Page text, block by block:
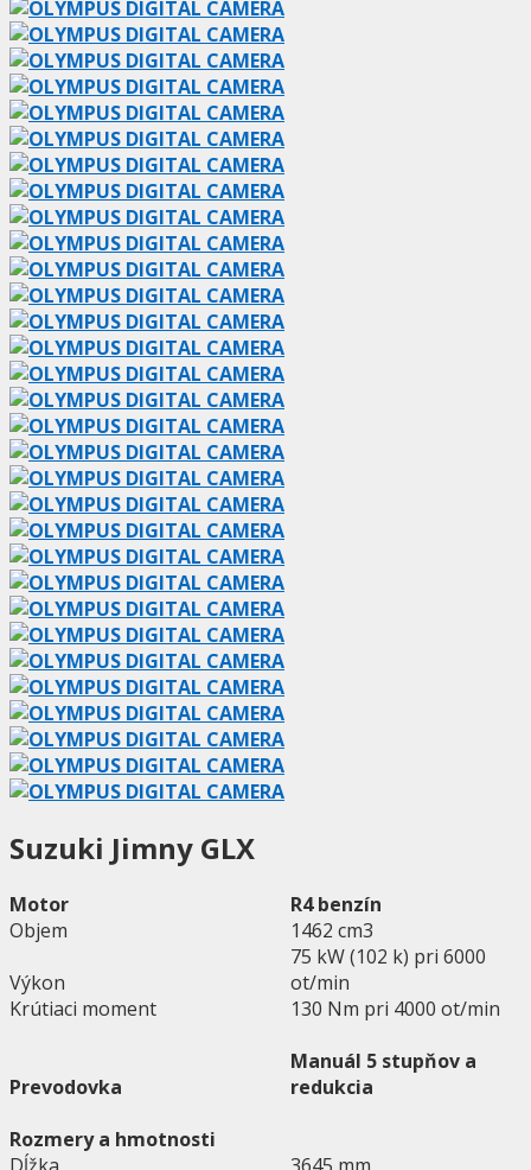
Suzuki Jimny GLX
Motor
R4 benzín
Objem
1462 cm3
Výkon
75 kW (102 k) pri 6000
ot/min
Krútiaci moment
130 Nm pri 4000 ot/min
Prevodovka
Manuál 5 stupňov a
redukcia
Rozmery a hmotnosti